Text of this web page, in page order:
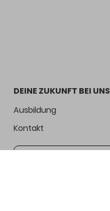
DEINE ZUKUNFT BEI UNS
Ausbildung
Kontakt